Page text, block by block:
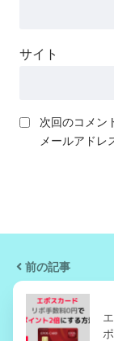
サイト
次回のコメン
メールアドレ
前の記事